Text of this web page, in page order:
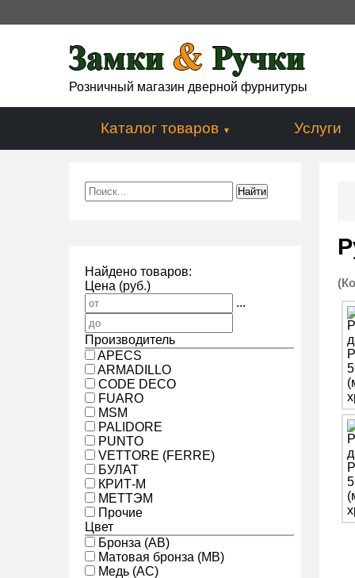
Розничный магазин дверной фурнитуры
Каталог товаров Услуги
Найдено товаров:
Цена (руб.)
...
Производитель
APECS
ARMADILLO
CODE DECO
FUARO
MSM
PALIDORE
PUNTO
VETTORE (FERRE)
БУЛАТ
КРИТ-М
МЕТТЭМ
Прочие
Цвет
Бронза (AB)
Матовая бронза (MB)
Медь (AC)